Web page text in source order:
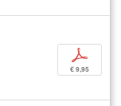
p
€ 9,95